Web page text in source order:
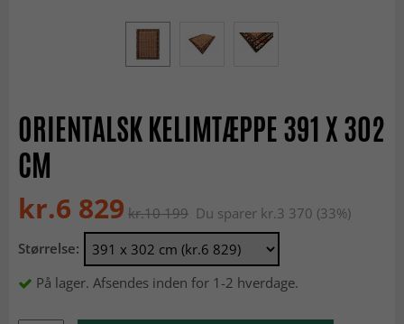
ORIENTALSK KELIMTÆPPE 391 X 302
CM
kr.6 829 kr.10 199 Du sparer kr.3 370 (33%)
Størrelse:
På lager. Afsendes inden for 1-2 hverdage.